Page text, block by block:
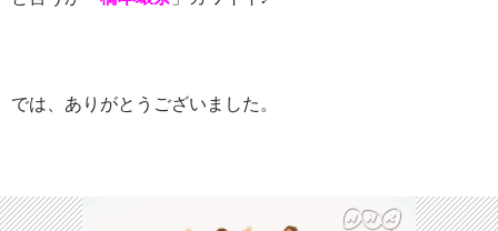
では、ありがとうございました。